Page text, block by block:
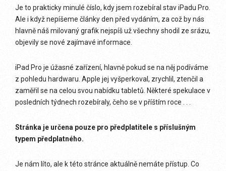
Je to prakticky minulé číslo, kdy jsem rozebíral stav iPadu Pro.
Ale i když nepíšeme články den před vydáním, za což by nás
hlavně náš milovaný grafik nejspíš už všechny shodil ze srázu,
objevily se nové zajímavé informace.
iPad Pro je úžasné zařízení, hlavně pokud se na něj podíváme
z pohledu hardwaru. Apple jej vyšperkoval, zrychlil, ztenčil a
zaměřil se na celou svou nabídku tabletů. Některé spekulace v
posledních týdnech rozebíraly, čeho se v příštím roce . . .
Stránka je určena pouze pro předplatitele s příslušným
typem předplatného.
Je nám líto, ale k této stránce aktuálně nemáte přístup. Co